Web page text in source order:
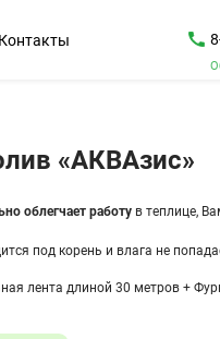
Контакты
«АКВАзис»
облегчает работу в теплице,
под корень и влага не
лента длиной 30 метров +